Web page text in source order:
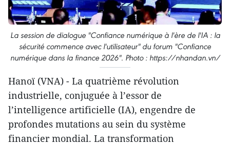
La session de dialogue "Confiance numérique à l'ère de l'IA : la
sécurité commence avec l'utilisateur" du forum "Confiance
numérique dans la finance 2026". Photo : https://nhandan.vn/
Hanoï (VNA) - La quatrième révolution
industrielle, conjuguée à l’essor de
l’intelligence artificielle (IA), engendre de
profondes mutations au sein du système
financier mondial. La transformation